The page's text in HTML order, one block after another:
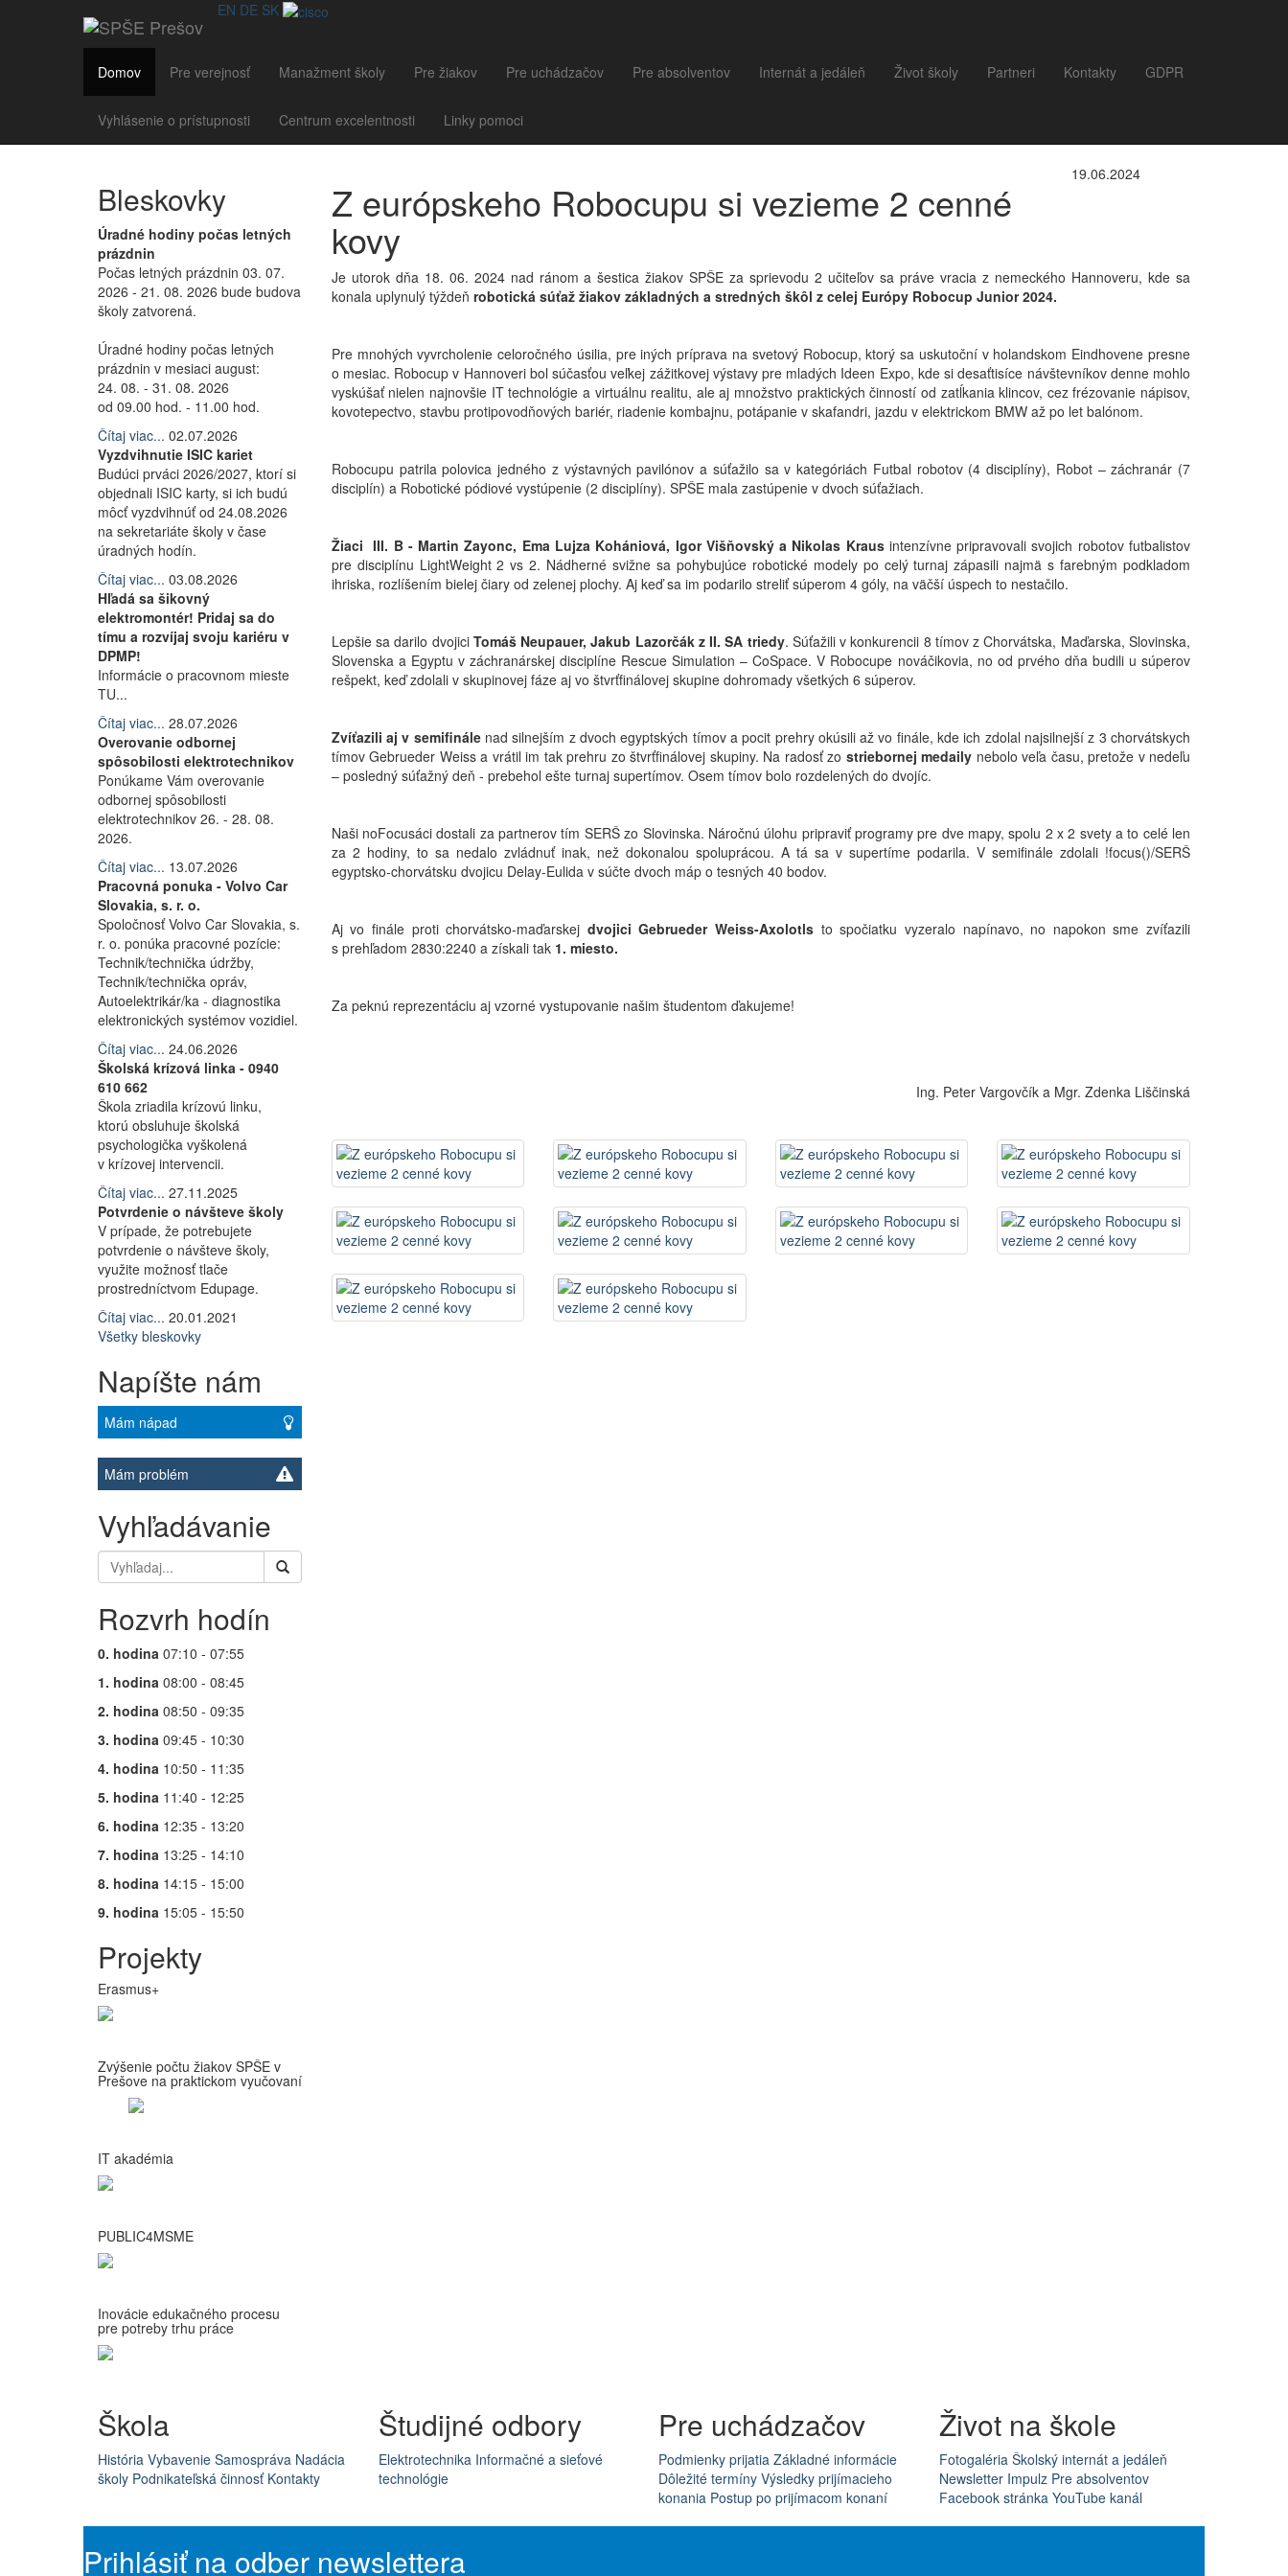
Domov Pre verejnosť Manažment školy Pre žiakov Pre uchádzačov Pre absolventov Internát a jedáleň Život školy Partneri Kontakty GDPR
Vyhlásenie o prístupnosti Centrum excelentnosti Linky pomoci
EN DE SK
Bleskovky
Úradné hodiny počas letných
prázdnin
Počas letných prázdnin 03. 07.
2026 - 21. 08. 2026 bude budova
školy zatvorená.
Úradné hodiny počas letných
prázdnin v mesiaci august:
24. 08. - 31. 08. 2026
od 09.00 hod. - 11.00 hod.
Čítaj viac... 02.07.2026
Vyzdvihnutie ISIC kariet
Budúci prváci 2026/2027, ktorí si
objednali ISIC karty, si ich budú
môcť vyzdvihnúť od 24.08.2026
na sekretariáte školy v čase
úradných hodín.
Čítaj viac... 03.08.2026
Hľadá sa šikovný
elektromontér! Pridaj sa do
tímu a rozvíjaj svoju kariéru v
DPMP!
Informácie o pracovnom mieste
TU...
Čítaj viac... 28.07.2026
Overovanie odbornej
spôsobilosti elektrotechnikov
Ponúkame Vám overovanie
odbornej spôsobilosti
elektrotechnikov 26. - 28. 08.
2026.
Čítaj viac... 13.07.2026
Pracovná ponuka - Volvo Car
Slovakia, s. r. o.
Spoločnosť Volvo Car Slovakia, s.
r. o. ponúka pracovné pozície:
Technik/technička údržby,
Technik/technička opráv,
Autoelektrikár/ka - diagnostika
elektronických systémov vozidiel.
Čítaj viac... 24.06.2026
Školská krízová linka - 0940
610 662
Škola zriadila krízovú linku,
ktorú obsluhuje školská
psychologička vyškolená
v krízovej intervencii.
Čítaj viac... 27.11.2025
Potvrdenie o návšteve školy
V prípade, že potrebujete
potvrdenie o návšteve školy,
využite možnosť tlače
prostredníctvom Edupage.
Čítaj viac... 20.01.2021
Všetky bleskovky
Napíšte nám
Mám nápad
Mám problém
Vyhľadávanie
Rozvrh hodín
0. hodina 07:10 - 07:55
1. hodina 08:00 - 08:45
2. hodina 08:50 - 09:35
3. hodina 09:45 - 10:30
4. hodina 10:50 - 11:35
5. hodina 11:40 - 12:25
6. hodina 12:35 - 13:20
7. hodina 13:25 - 14:10
8. hodina 14:15 - 15:00
9. hodina 15:05 - 15:50
Projekty
Erasmus+
Zvýšenie počtu žiakov SPŠE v
Prešove na praktickom vyučovaní
IT akadémia
PUBLIC4MSME
Inovácie edukačného procesu
pre potreby trhu práce
Z európskeho Robocupu si vezieme 2 cenné
kovy
19.06.2024
Je utorok dňa 18. 06. 2024 nad ránom a šestica žiakov SPŠE za sprievodu 2 učiteľov sa práve vracia z nemeckého Hannoveru, kde sa
konala uplynulý týždeň robotická súťaž žiakov základných a stredných škôl z celej Európy Robocup Junior 2024.
Pre mnohých vyvrcholenie celoročného úsilia, pre iných príprava na svetový Robocup, ktorý sa uskutoční v holandskom Eindhovene presne
o mesiac. Robocup v Hannoveri bol súčasťou veľkej zážitkovej výstavy pre mladých Ideen Expo, kde si desaťtisíce návštevníkov denne mohlo
vyskúšať nielen najnovšie IT technológie a virtuálnu realitu, ale aj množstvo praktických činností od zatĺkania klincov, cez frézovanie nápisov,
kovotepectvo, stavbu protipovodňových bariér, riadenie kombajnu, potápanie v skafandri, jazdu v elektrickom BMW až po let balónom.
Robocupu patrila polovica jedného z výstavných pavilónov a súťažilo sa v kategóriách Futbal robotov (4 disciplíny), Robot – záchranár (7
disciplín) a Robotické pódiové vystúpenie (2 disciplíny). SPŠE mala zastúpenie v dvoch súťažiach.
Žiaci III. B - Martin Zayonc, Ema Lujza Kohániová, Igor Višňovský a Nikolas Krausintenzívne pripravovali svojich robotov futbalistov
pre disciplínu LightWeight 2 vs 2. Nádherné svižne sa pohybujúce robotické modely po celý turnaj zápasili najmä s farebným podkladom
ihriska, rozlíšením bielej čiary od zelenej plochy. Aj keď sa im podarilo streliť súperom 4 góly, na väčší úspech to nestačilo.
Lepšie sa darilo dvojici Tomáš Neupauer, Jakub Lazorčák z II. SA triedy. Súťažili v konkurencii 8 tímov z Chorvátska, Maďarska, Slovinska,
Slovenska a Egyptu v záchranárskej disciplíne Rescue Simulation – CoSpace. V Robocupe nováčikovia, no od prvého dňa budili u súperov
rešpekt, keď zdolali v skupinovej fáze aj vo štvrťfinálovej skupine dohromady všetkých 6 súperov.
Zvíťazili aj v semifinálenad silnejším z dvoch egyptských tímov a pocit prehry okúsili až vo finále, kde ich zdolal najsilnejší z 3 chorvátskych
tímov Gebrueder Weiss a vrátil im tak prehru zo štvrťfinálovej skupiny. Na radosť zo striebornej medaily nebolo veľa času, pretože v nedeľu
– posledný súťažný deň - prebehol ešte turnaj supertímov. Osem tímov bolo rozdelených do dvojíc.
Naši noFocusáci dostali za partnerov tím SERŠ zo Slovinska. Náročnú úlohu pripraviť programy pre dve mapy, spolu 2 x 2 svety a to celé len
za 2 hodiny, to sa nedalo zvládnuť inak, než dokonalou spoluprácou. A tá sa v supertíme podarila. V semifinále zdolali !focus()/SERŠ
egyptsko-chorvátsku dvojicu Delay-Eulida v súčte dvoch máp o tesných 40 bodov.
Aj vo finále proti chorvátsko-maďarskej dvojici Gebrueder Weiss-Axolotls to spočiatku vyzeralo napínavo, no napokon sme zvíťazili
s prehľadom 2830:2240 a získali tak1. miesto.
Za peknú reprezentáciu aj vzorné vystupovanie našim študentom ďakujeme!
Ing. Peter Vargovčík a Mgr. Zdenka Liščinská
Škola
História Vybavenie Samospráva Nadácia
školy Podnikateľská činnosť Kontakty
Študijné odbory
Elektrotechnika Informačné a sieťové
technológie
Pre uchádzačov
Podmienky prijatia Základné informácie
Dôležité termíny Výsledky prijímacieho
konania Postup po prijímacom konaní
Život na škole
Fotogaléria Školský internát a jedáleň
Newsletter Impulz Pre absolventov
Facebook stránka YouTube kanál
Prihlásiť na odber newslettera